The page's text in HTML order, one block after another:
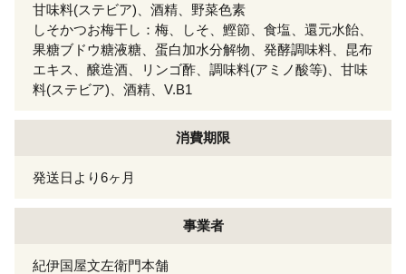
甘味料(ステビア)、酒精、野菜色素
しそかつお梅干し：梅、しそ、鰹節、食塩、還元水飴、
果糖ブドウ糖液糖、蛋白加水分解物、発酵調味料、昆布
エキス、醸造酒、リンゴ酢、調味料(アミノ酸等)、甘味
料(ステビア)、酒精、V.B1
消費期限
発送日より6ヶ月
事業者
紀伊国屋文左衛門本舗